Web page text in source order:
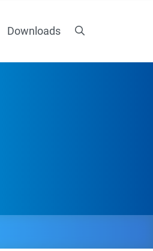
Downloads